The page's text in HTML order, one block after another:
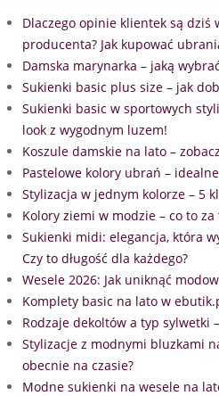
Dlaczego opinie klientek są dziś
producenta? Jak kupować
Damska marynarka – jaką
Sukienki basic plus size – jak
Sukienki basic w sportowych
look z wygodnym luzem!
Koszule damskie na lato –
Pastelowe kolory ubrań –
Stylizacja w jednym kolorze – 5
Kolory ziemi w modzie – co to za
Sukienki midi: elegancja, która
Czy to długość dla każdego?
Wesele 2026: Jak uniknąć
Komplety basic na lato w
Rodzaje dekoltów a typ sylwetki
Stylizacje z modnymi bluzkami
obecnie na czasie?
Modne sukienki na wesele na